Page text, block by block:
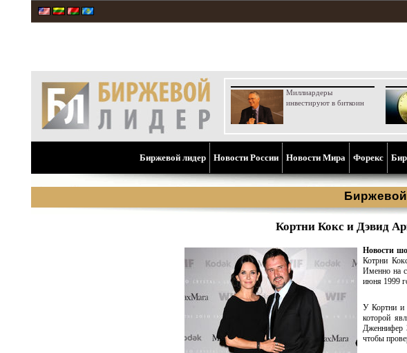
Миллиардеры
инвестируют в биткоин
Биржевой лидер Новости России Новости Мира Форекс
Кортни Кокс и Дэвид
Новости
Котрни
Именно на
июня 1999
У Кортни и
которой
Дженнифер
чтобы